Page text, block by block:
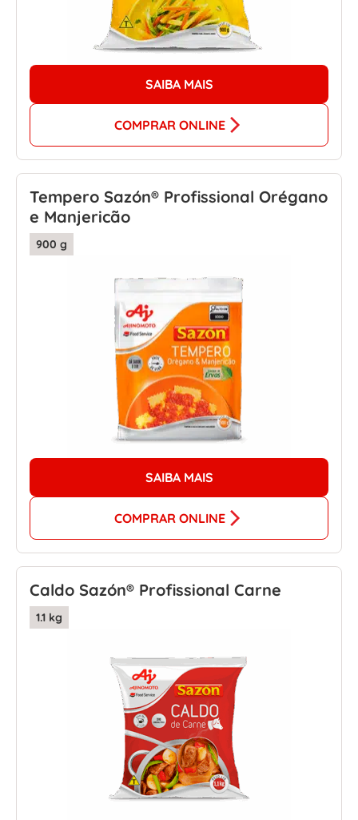
SAIBA MAIS
COMPRAR ONLINE
Tempero Sazón® Profissional Orégano
e Manjericão
900 g
SAIBA MAIS
COMPRAR ONLINE
Caldo Sazón® Profissional Carne
1.1 kg